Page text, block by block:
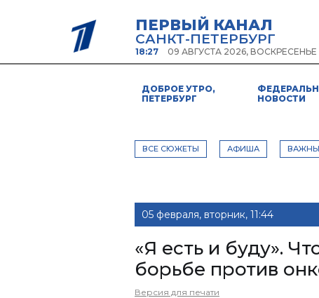
ПЕРВЫЙ КАНАЛ
САНКТ-ПЕТЕРБУРГ
18:27 09 АВГУСТА 2026, ВОСКРЕСЕНЬЕ
ДОБРОЕ УТРО,
ПЕТЕРБУРГ
НОВОСТИ
ВСЕ СЮЖЕТЫ АФИША
05 февраля, вторник, 11:44
«Я есть и буду».
борьбе против
Версия для печати